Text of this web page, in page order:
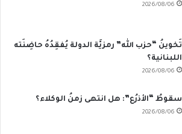
2026/08/06
تَخوينُ “حزب الله” رمزيَّة الدولة يُفقِدُهُ حاضِنَته
اللبنانية؟
2026/08/06
سقوطُ “الأذرُع”: هل انتهى زمنُ الوكلاء؟
2026/08/06